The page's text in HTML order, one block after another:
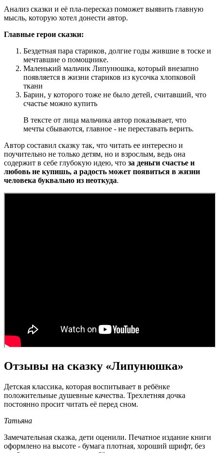
Анализ сказки и её пла-пересказ поможет выявить главную
мысль, которую хотел донести автор.
Главные герои сказки:
Бездетная пара стариков, долгие годы жившие в тоске и
мечтавшие о помощнике.
Маленький мальчик Липунюшка, который внезапно
появляется в жизни стариков из кусочка хлопковой
ткани
Барин, у которого тоже не было детей, считавший, что
счастье можно купить
В тексте от лица мальчика автор показывает, что
мечты сбываются, главное - не переставать верить.
Автор составил сказку так, что читать ее интересно и
поучительно не только детям, но и взрослым, ведь она
содержит в себе глубокую идею, что за деньги счастье и
любовь не купишь, а радость может появиться в жизни
человека буквально из неоткуда.
Отзывы на сказку «Липунюшка»
Детская классика, которая воспитывает в ребёнке
положительные душевные качества. Трехлетняя дочка
постоянно просит читать её перед сном.
Татьяна
Замечательная сказка, дети оценили. Печатное издание книги
оформлено на высоте - бумага плотная, хороший шрифт, без